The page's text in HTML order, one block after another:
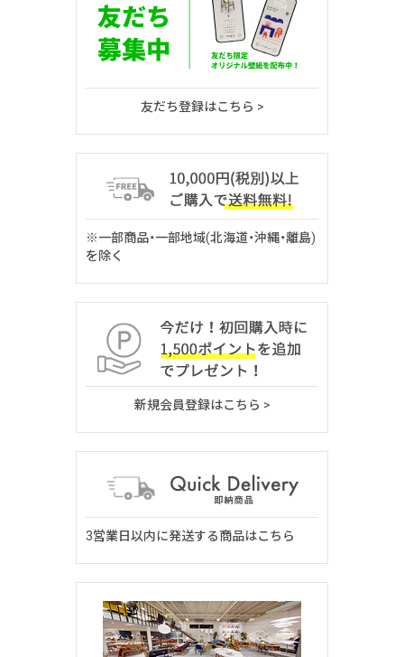
友だち登録はこちら >
※一部商品・一部地域(北海道・沖縄・離島)
を除く
新規会員登録はこちら >
3営業日以内に発送する商品はこちら